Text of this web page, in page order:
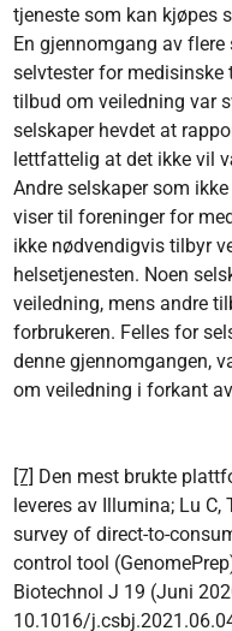
tjeneste som kan kjøpes
En gjennomgang av
selvtester for
tilbud om veiledning var
selskaper hevdet at
lettfattelig at det ikke vil
Andre selskaper som
viser til foreninger for
ikke nødvendigvis tilbyr
helsetjenesten. Noen
veiledning, mens andre
forbrukeren. Felles for
denne gjennomgangen,
om veiledning i forkant
[7] Den mest brukte
leveres av Illumina; Lu
survey of direct-to-
control tool
Biotechnol J 19 (Juni
10.1016/